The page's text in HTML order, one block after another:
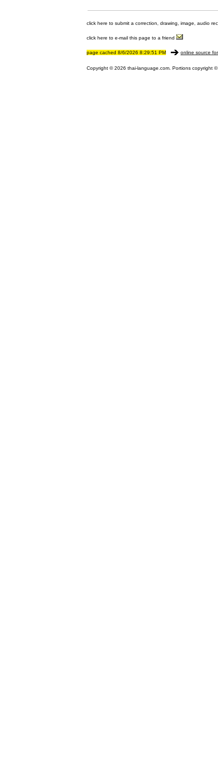
click here to submit a correction, drawing, image, audio
click here to e-mail this page to a friend
page cached 8/6/2026 8:29:51 PM online source
Copyright © 2026 thai-language.com. Portions copyright